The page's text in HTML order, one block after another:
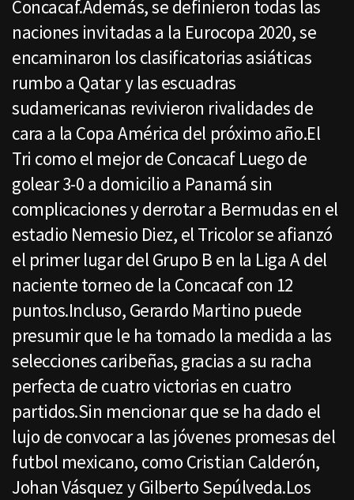
Concacaf.Además, se definieron todas las
naciones invitadas a la Eurocopa 2020, se
encaminaron los clasificatorias asiáticas
rumbo a Qatar y las escuadras
sudamericanas revivieron rivalidades de
cara a la Copa América del próximo año.El
Tri como el mejor de Concacaf Luego de
golear 3-0 a domicilio a Panamá sin
complicaciones y derrotar a Bermudas en el
estadio Nemesio Diez, el Tricolor se afianzó
el primer lugar del Grupo B en la Liga A del
naciente torneo de la Concacaf con 12
puntos.Incluso, Gerardo Martino puede
presumir que le ha tomado la medida a las
selecciones caribeñas, gracias a su racha
perfecta de cuatro victorias en cuatro
partidos.Sin mencionar que se ha dado el
lujo de convocar a las jóvenes promesas del
futbol mexicano, como Cristian Calderón,
Johan Vásquez y Gilberto Sepúlveda.Los